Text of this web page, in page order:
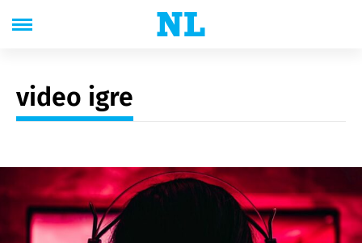
video igre